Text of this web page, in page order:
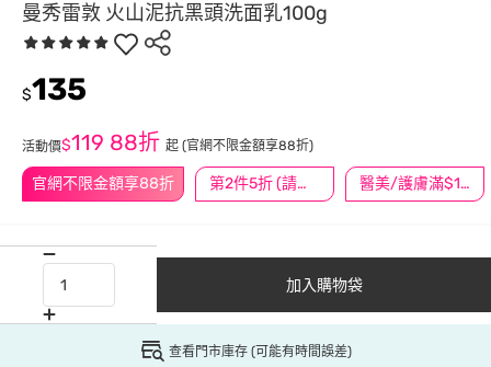
曼秀雷敦 火山泥抗黑頭洗面乳100g
官網不限金額享88折 第2件5折 (請任選2件商品) 醫美/護膚滿$1200送$200
$135
活動價$119 88折 起 (官網不限金額享88折)
加入購物袋
查看門市庫存 (可能有時間誤差)